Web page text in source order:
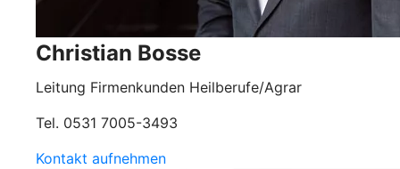
Christian Bosse
Leitung Firmenkunden Heilberufe/Agrar
Tel. 0531 7005-3493
Kontakt aufnehmen